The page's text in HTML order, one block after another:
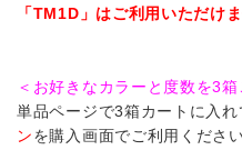
「TM1D」はご利用いただけま
＜お好きなカラーと度数を3箱
単品ページで3箱カートに入れ
ンを購入画面でご利用ください